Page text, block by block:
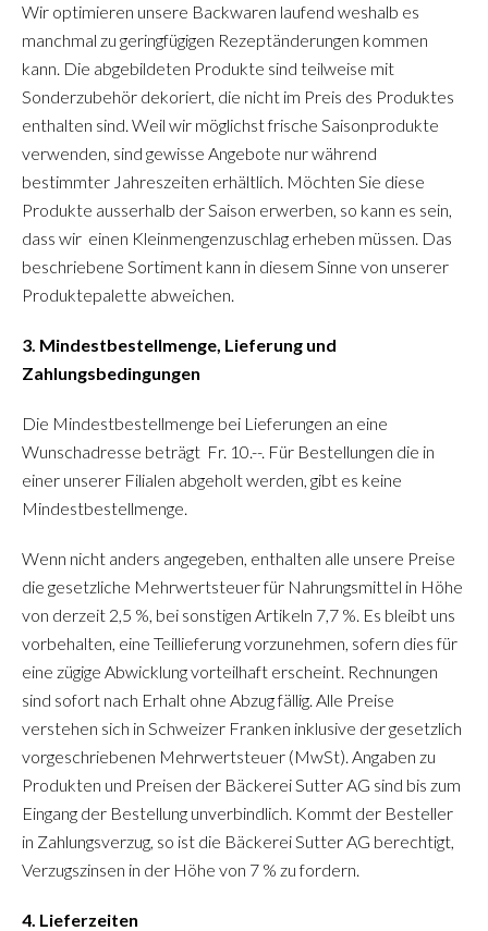
Wir optimieren unsere Backwaren laufend weshalb es
manchmal zu geringfügigen Rezeptänderungen kommen
kann. Die abgebildeten Produkte sind teilweise mit
Sonderzubehör dekoriert, die nicht im Preis des Produktes
enthalten sind. Weil wir möglichst frische Saisonprodukte
verwenden, sind gewisse Angebote nur während
bestimmter Jahreszeiten erhältlich. Möchten Sie diese
Produkte ausserhalb der Saison erwerben, so kann es sein,
dass wir einen Kleinmengenzuschlag erheben müssen. Das
beschriebene Sortiment kann in diesem Sinne von unserer
Produktepalette abweichen.
3. Mindestbestellmenge, Lieferung und
Zahlungsbedingungen
Die Mindestbestellmenge bei Lieferungen an eine
Wunschadresse beträgt Fr. 10.--. Für Bestellungen die in
einer unserer Filialen abgeholt werden, gibt es keine
Mindestbestellmenge.
Wenn nicht anders angegeben, enthalten alle unsere Preise
die gesetzliche Mehrwertsteuer für Nahrungsmittel in Höhe
von derzeit 2,5 %, bei sonstigen Artikeln 7,7 %. Es bleibt uns
vorbehalten, eine Teillieferung vorzunehmen, sofern dies für
eine zügige Abwicklung vorteilhaft erscheint. Rechnungen
sind sofort nach Erhalt ohne Abzug fällig. Alle Preise
verstehen sich in Schweizer Franken inklusive der gesetzlich
vorgeschriebenen Mehrwertsteuer (MwSt). Angaben zu
Produkten und Preisen der Bäckerei Sutter AG sind bis zum
Eingang der Bestellung unverbindlich. Kommt der Besteller
in Zahlungsverzug, so ist die Bäckerei Sutter AG berechtigt,
Verzugszinsen in der Höhe von 7 % zu fordern.
4. Lieferzeiten